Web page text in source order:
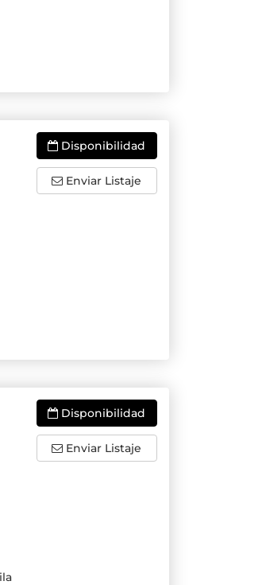
Disponibilidad
Enviar Listaje
Disponibilidad
Enviar Listaje